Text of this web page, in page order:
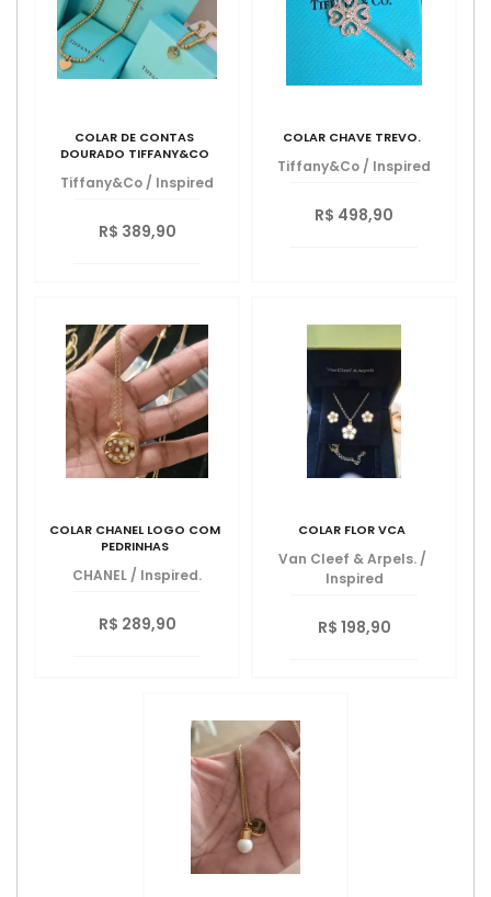
COLAR DE CONTAS
DOURADO TIFFANY&CO
Tiffany&Co / Inspired
R$ 389,90
COLAR CHAVE TREVO.
Tiffany&Co / Inspired
R$ 498,90
COLAR CHANEL LOGO COM
PEDRINHAS
CHANEL / Inspired.
R$ 289,90
COLAR FLOR VCA
Van Cleef & Arpels. /
Inspired
R$ 198,90